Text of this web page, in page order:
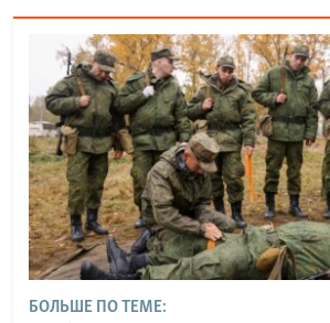
БОЛЬШЕ ПО ТЕМЕ: